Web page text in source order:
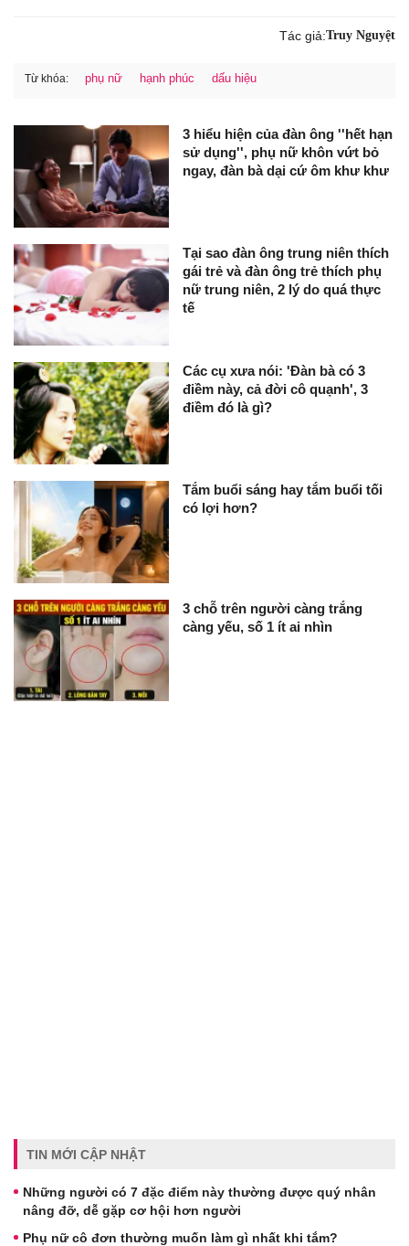
Tác giả:Truy Nguyệt
Từ khóa: phụ nữ hạnh phúc dấu hiệu
3 hiểu hiện của đàn ông ''hết hạn
sử dụng'', phụ nữ khôn vứt bỏ
ngay, đàn bà dại cứ ôm khư khư
Tại sao đàn ông trung niên thích
gái trẻ và đàn ông trẻ thích phụ
nữ trung niên, 2 lý do quá thực
tế
Các cụ xưa nói: 'Đàn bà có 3
điềm này, cả đời cô quạnh', 3
điềm đó là gì?
Tắm buổi sáng hay tắm buổi tối
có lợi hơn?
3 chỗ trên người càng trắng
càng yếu, số 1 ít ai nhìn
TIN MỚI CẬP NHẬT
Những người có 7 đặc điểm này thường được quý nhân
nâng đỡ, dễ gặp cơ hội hơn người
Phụ nữ cô đơn thường muốn làm gì nhất khi tắm?